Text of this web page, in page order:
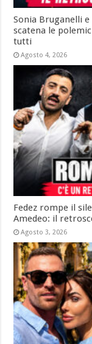
Sonia Bruganelli
scatena le
tutti
Agosto 4, 2026
Fedez rompe il
Amedeo: il
Agosto 3, 2026